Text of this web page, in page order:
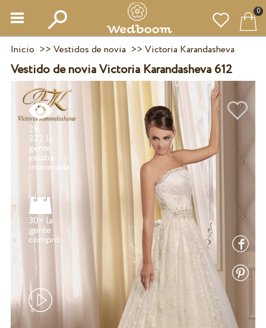
0
Inicio >> Vestidos de novia >> Victoria Karandasheva
Vestido de novia Victoria Karandasheva 612
28
322 la
gente
estaba
30+ la
gente